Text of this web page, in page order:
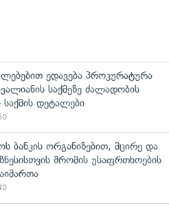
ედავება პროკურატურა
საქმეზე ძალადობის
საქმის დეტალები
ბანკის ორგანიზებით, მცირე და
შრომის უსაფრთხოების